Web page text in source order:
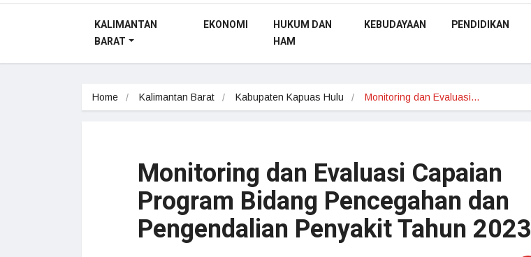
KALIMANTAN
BARAT
EKONOMI
HUKUM DAN
HAM
KEBUDAYAAN PENDIDIKAN
Home Kalimantan Barat Kabupaten Kapuas Hulu Monitoring dan Evaluasi…
Monitoring dan Evaluasi Capaian
Program Bidang Pencegahan dan
Pengendalian Penyakit Tahun 2023